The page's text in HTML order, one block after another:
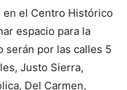
el Centro Histórico
espacio para la
serán por las calles 5
Justo Sierra,
Del Carmen,